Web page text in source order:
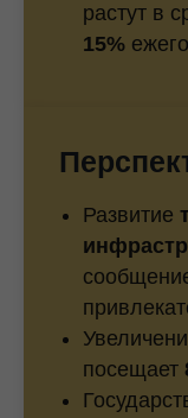
растут в
15%
Развитие
посещает